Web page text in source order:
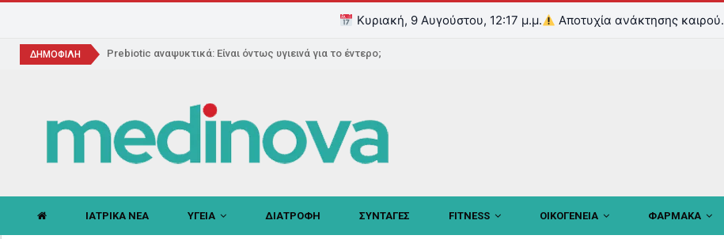
Κυριακή, 9 Αυγούστου, 12:17 μ.μ. Αποτυχία ανάκτησης καιρού.
ΔΗΜΟΦΙΛΗ Prebiotic αναψυκτικά: Είναι όντως υγιεινά για το έντερο;
ΙΑΤΡΙΚΑ ΝΕΑ ΥΓΕΙΑ ΔΙΑΤΡΟΦΗ ΣΥΝΤΑΓΕΣ FITNESS ΟΙΚΟΓΕΝΕΙΑ ΦΑΡΜΑΚΑ